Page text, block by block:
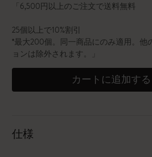
「6,500円以上のご注文で送料無料
25個以上で10%割引
*最大200個。同一商品にのみ適用。他
ョンは除外されます。」
カートに追加する
仕様